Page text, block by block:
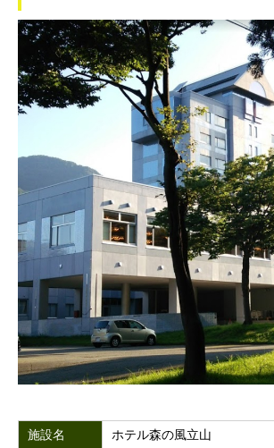
施設名 ホテル森の風立山